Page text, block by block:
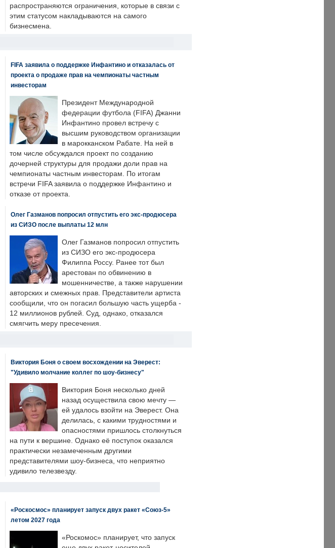
распространяются ограничения, которые в связи с
этим статусом накладываются на самого
бизнесмена.
FIFA заявила о поддержке Инфантино и отказалась от
проекта о продаже прав на чемпионаты частным
инвесторам
Президент Международной
федерации футбола (FIFA) Джанни
Инфантино провел встречу с
высшим руководством организации
в марокканском Рабате. На ней в
том числе обсуждался проект по созданию
дочерней структуры для продажи доли прав на
чемпионаты частным инвесторам. По итогам
встречи FIFA заявила о поддержке Инфантино и
отказе от проекта.
Олег Газманов попросил отпустить его экс-продюсера
из СИЗО после выплаты 12 млн
Олег Газманов попросил отпустить
из СИЗО его экс-продюсера
Филиппа Россу. Ранее тот был
арестован по обвинению в
мошенничестве, а также нарушении
авторских и смежных прав. Представители артиста
сообщили, что он погасил большую часть ущерба -
12 миллионов рублей. Суд, однако, отказался
смягчить меру пресечения.
Виктория Боня о своем восхождении на Эверест:
"Удивило молчание коллег по шоу-бизнесу"
Виктория Боня несколько дней
назад осуществила свою мечту —
ей удалось взойти на Эверест. Она
делилась, с какими трудностями и
опасностями пришлось столкнуться
на пути к вершине. Однако её поступок оказался
практически незамеченным другими
представителями шоу-бизнеса, что неприятно
удивило телезвезду.
«Роскосмос» планирует запуск двух ракет «Союз-5»
летом 2027 года
«Роскомос» планирует, что запуск